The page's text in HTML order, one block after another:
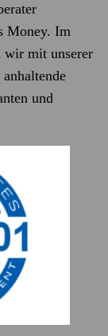
Money. Im
wir mit unserer
und